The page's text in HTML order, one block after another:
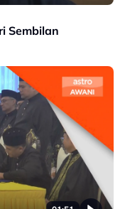
Sembilan